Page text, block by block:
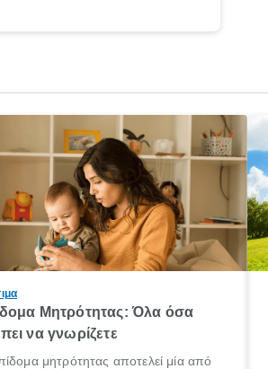
Μητρότητας: Όλα όσα
να γνωρίζετε
μητρότητας αποτελεί μία από